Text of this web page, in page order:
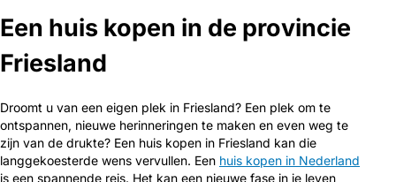
Een huis kopen in de provincie
Friesland
Droomt u van een eigen plek in Friesland? Een plek om te
ontspannen, nieuwe herinneringen te maken en even weg te
zijn van de drukte? Een huis kopen in Friesland kan die
langgekoesterde wens vervullen. Een huis kopen in Nederland
is een spannende reis. Het kan een nieuwe fase in je leven